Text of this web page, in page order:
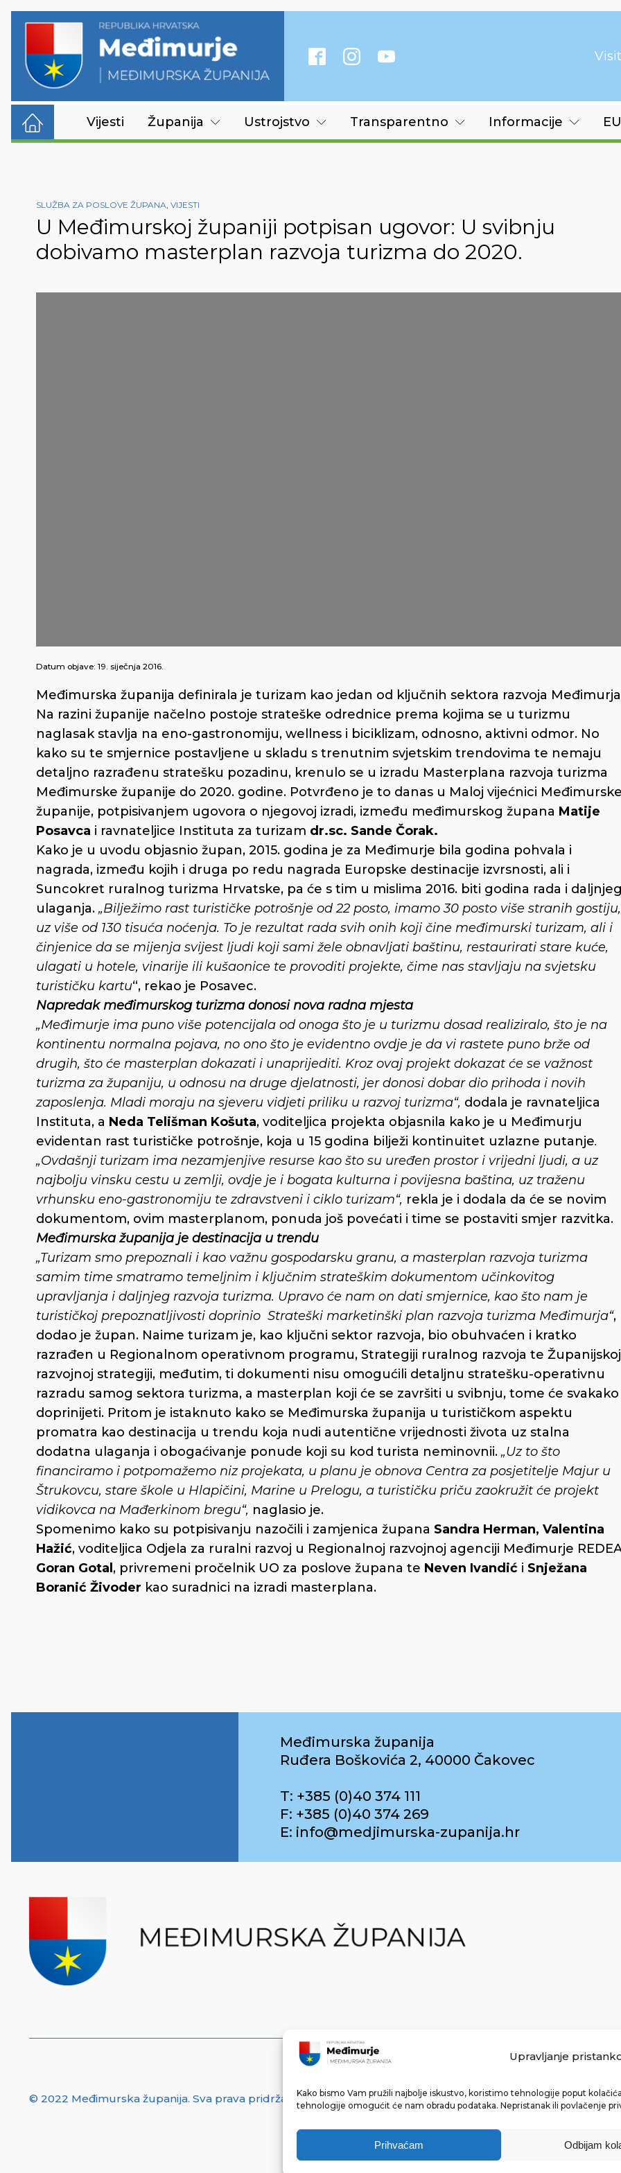
Upravljanje
Kako bismo Vam pružili najbolje iskustvo, koristimo tehnologije poput
tehnologije omogućit će nam obradu podataka. Nepristanak ili povlačenje
Prihvaćam Odbijam
Vijesti Županija Ustrojstvo Transparentno Informacije
SLUŽBA ZA POSLOVE ŽUPANA, VIJESTI
U Međimurskoj županiji potpisan ugovor: U svibnju
dobivamo masterplan razvoja turizma do 2020.
Datum objave: 19. siječnja 2016.
Međimurska županija definirala je turizam kao jedan od ključnih sektora razvoja
Na razini županije načelno postoje strateške odrednice prema kojima se u turizmu
naglasak stavlja na eno-gastronomiju, wellness i biciklizam, odnosno, aktivni odmor. No
kako su te smjernice postavljene u skladu s trenutnim svjetskim trendovima te nemaju
detaljno razrađenu stratešku pozadinu, krenulo se u izradu Masterplana razvoja turizma
Međimurske županije do 2020. godine. Potvrđeno je to danas u Maloj vijećnici
županije, potpisivanjem ugovora o njegovoj izradi, između međimurskog župana Matije
Posavca i ravnateljice Instituta za turizam dr.sc. Sande Čorak.
Kako je u uvodu objasnio župan, 2015. godina je za Međimurje bila godina pohvala i
nagrada, između kojih i druga po redu nagrada Europske destinacije izvrsnosti, ali i
Suncokret ruralnog turizma Hrvatske, pa će s tim u mislima 2016. biti godina rada i
ulaganja. „Bilježimo rast turističke potrošnje od 22 posto, imamo 30 posto više stranih gostiju,
uz više od 130 tisuća noćenja. To je rezultat rada svih onih koji čine međimurski turizam, ali i
činjenice da se mijenja svijest ljudi koji sami žele obnavljati baštinu, restaurirati stare kuće,
ulagati u hotele, vinarije ili kušaonice te provoditi projekte, čime nas stavljaju na svjetsku
turističku kartu“, rekao je Posavec.
Napredak međimurskog turizma donosi nova radna mjesta
„Međimurje ima puno više potencijala od onoga što je u turizmu dosad realiziralo, što je na
kontinentu normalna pojava, no ono što je evidentno ovdje je da vi rastete puno brže od
drugih, što će masterplan dokazati i unaprijediti. Kroz ovaj projekt dokazat će se važnost
turizma za županiju, u odnosu na druge djelatnosti, jer donosi dobar dio prihoda i novih
zaposlenja. Mladi moraju na sjeveru vidjeti priliku u razvoj turizma“, dodala je ravnateljica
Instituta, a Neda Telišman Košuta, voditeljica projekta objasnila kako je u Međimurju
evidentan rast turističke potrošnje, koja u 15 godina bilježi kontinuitet uzlazne putanje.
„Ovdašnji turizam ima nezamjenjive resurse kao što su uređen prostor i vrijedni ljudi, a uz
najbolju vinsku cestu u zemlji, ovdje je i bogata kulturna i povijesna baština, uz traženu
vrhunsku eno-gastronomiju te zdravstveni i ciklo turizam“, rekla je i dodala da će se novim
dokumentom, ovim masterplanom, ponuda još povećati i time se postaviti smjer razvitka.
Međimurska županija je destinacija u trendu
„Turizam smo prepoznali i kao važnu gospodarsku granu, a masterplan razvoja turizma
samim time smatramo temeljnim i ključnim strateškim dokumentom učinkovitog
upravljanja i daljnjeg razvoja turizma. Upravo će nam on dati smjernice, kao što nam je
turističkoj prepoznatljivosti doprinio Strateški marketinški plan razvoja turizma Međimurja“,
dodao je župan. Naime turizam je, kao ključni sektor razvoja, bio obuhvaćen i kratko
razrađen u Regionalnom operativnom programu, Strategiji ruralnog razvoja te Županijskoj
razvojnoj strategiji, međutim, ti dokumenti nisu omogućili detaljnu stratešku-operativnu
razradu samog sektora turizma, a masterplan koji će se završiti u svibnju, tome će svakako
doprinijeti. Pritom je istaknuto kako se Međimurska županija u turističkom aspektu
promatra kao destinacija u trendu koja nudi autentične vrijednosti života uz stalna
dodatna ulaganja i obogaćivanje ponude koji su kod turista neminovnii. „Uz to što
financiramo i potpomažemo niz projekata, u planu je obnova Centra za posjetitelje Majur u
Štrukovcu, stare škole u Hlapičini, Marine u Prelogu, a turističku priču zaokružit će projekt
vidikovca na Mađerkinom bregu“, naglasio je.
Spomenimo kako su potpisivanju nazočili i zamjenica župana Sandra Herman, Valentina
Hažić, voditeljica Odjela za ruralni razvoj u Regionalnoj razvojnoj agenciji Međimurje
Goran Gotal, privremeni pročelnik UO za poslove župana te Neven Ivandić i Snježana
Boranić Živoder kao suradnici na izradi masterplana.
Međimurska županija
Ruđera Boškovića 2, 40000 Čakovec
T: +385 (0)40 374 111
F: +385 (0)40 374 269
E: info@medjimurska-zupanija.hr
© 2022 Međimurska županija. Sva prava pridržana.Made with ❤ by bg & 3na3.